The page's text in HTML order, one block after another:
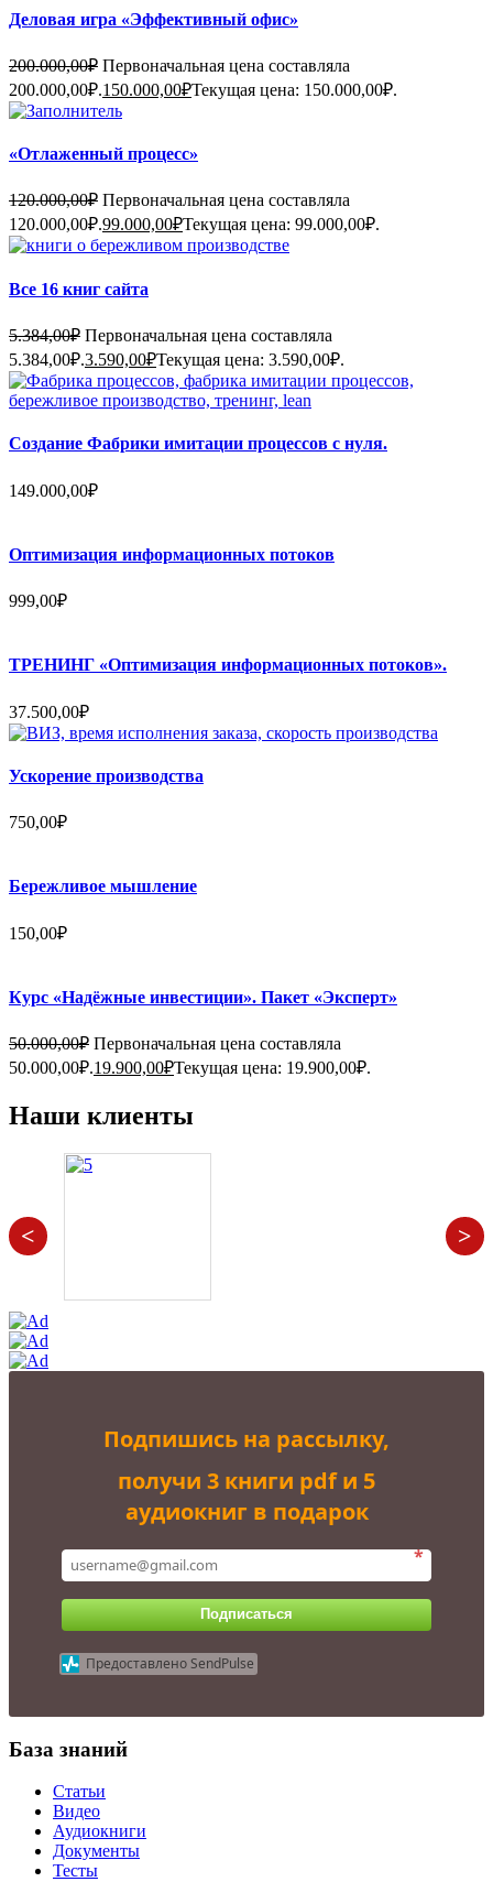
Деловая игра «Эффективный офис»
200.000,00₽ Первоначальная цена составляла
200.000,00₽.150.000,00₽Текущая цена: 150.000,00₽.
«Отлаженный процесс»
120.000,00₽ Первоначальная цена составляла
120.000,00₽.99.000,00₽Текущая цена: 99.000,00₽.
Все 16 книг сайта
5.384,00₽ Первоначальная цена составляла
5.384,00₽.3.590,00₽Текущая цена: 3.590,00₽.
Создание Фабрики имитации процессов с нуля.
149.000,00₽
Оптимизация информационных потоков
999,00₽
ТРЕНИНГ «Оптимизация информационных потоков».
37.500,00₽
Ускорение производства
750,00₽
Бережливое мышление
150,00₽
Курс «Надёжные инвестиции». Пакет «Эксперт»
50.000,00₽ Первоначальная цена составляла
50.000,00₽.19.900,00₽Текущая цена: 19.900,00₽.
Наши клиенты
< >
Подпишись на рассылку,
получи 3 книги pdf и 5
аудиокниг в подарок
*
Подписаться
Предоставлено SendPulse
База знаний
Статьи
Видео
Аудиокниги
Документы
Тесты